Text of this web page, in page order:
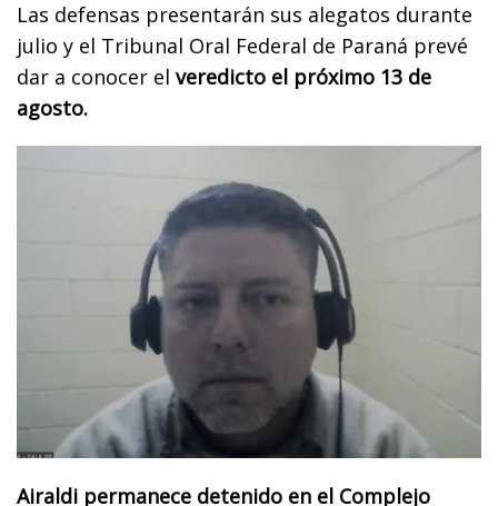
Las defensas presentarán sus alegatos durante
julio y el Tribunal Oral Federal de Paraná prevé
dar a conocer el veredicto el próximo 13 de
agosto.
Airaldi permanece detenido en el Complejo